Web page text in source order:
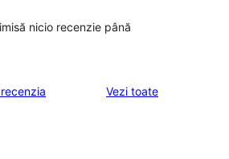
nicio recenzie până
Vezi toaterecenziile